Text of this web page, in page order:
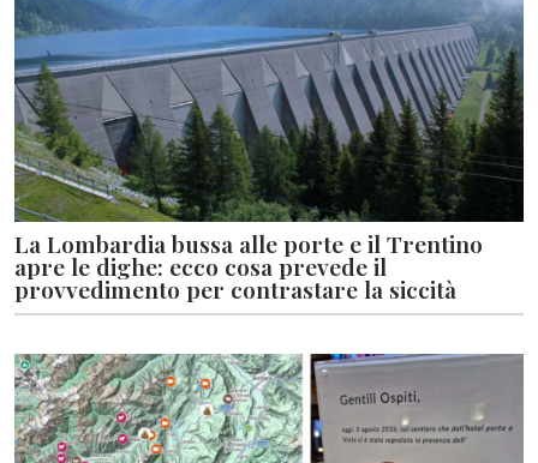
La Lombardia bussa alle porte e il Trentino
apre le dighe: ecco cosa prevede il
provvedimento per contrastare la siccità